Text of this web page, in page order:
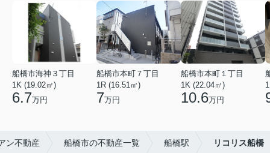
船橋市海神３丁目
1K (19.02㎡)
6.7万円
船橋市本町７丁目
1R (16.51㎡)
7万円
船橋市本町１丁目
1K (22.04㎡)
10.6万円
ン不動産 船橋市の不動産一覧 船橋駅 リコリス船橋